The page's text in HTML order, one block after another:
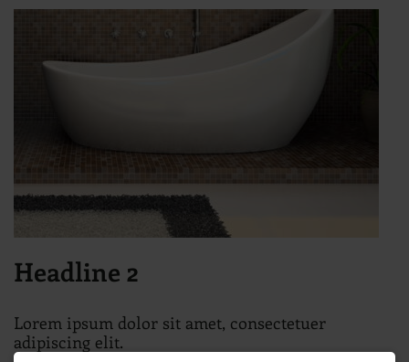
Headline 2
Lorem ipsum dolor sit amet, consectetuer
adipiscing elit.